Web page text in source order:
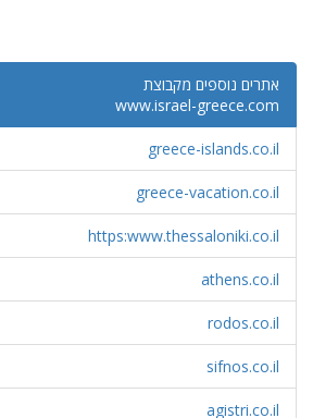
אתרים נוספים מקבוצת
www.israel-greece.com
greece-islands.co.il
greece-vacation.co.il
https:www.thessaloniki.co.il
athens.co.il
rodos.co.il
sifnos.co.il
agistri.co.il